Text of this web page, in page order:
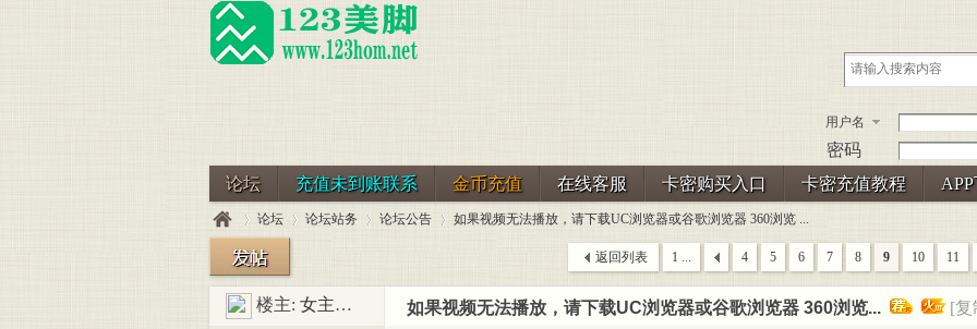
用户名
密码
论坛
充值未到账联系 金币充值 在线客服 卡密购买入口 卡密充值教程
123 »
论坛
›
论坛站务 论坛公告
›
如果视频无法播放，请下载UC浏览器或谷歌浏览器 360浏览 ...
1 ... 4 5 6 7 8 9 10 11
返回列表
楼主: 女主之家-二麻子 如果视频无法播放，请下载UC浏览器或谷歌浏览器 360浏览... [复